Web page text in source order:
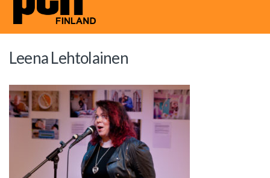
Leena Lehtolainen